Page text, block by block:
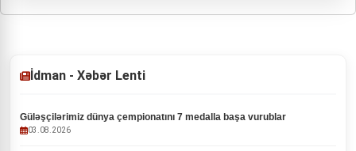
İdman - Xəbər Lenti
Güləşçilərimiz dünya çempionatını 7 medalla başa vurublar
03.08.2026